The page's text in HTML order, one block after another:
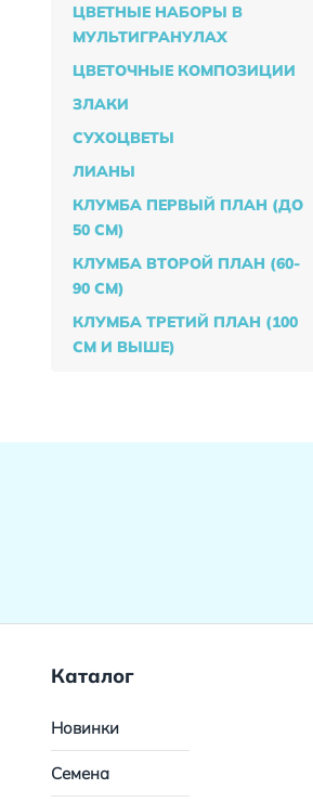
ЦВЕТНЫЕ НАБОРЫ В
МУЛЬТИГРАНУЛАХ
ЦВЕТОЧНЫЕ КОМПОЗИЦИИ
ЗЛАКИ
СУХОЦВЕТЫ
ЛИАНЫ
КЛУМБА ПЕРВЫЙ ПЛАН (ДО
50 СМ)
КЛУМБА ВТОРОЙ ПЛАН (60-
90 СМ)
КЛУМБА ТРЕТИЙ ПЛАН (100
СМ И ВЫШЕ)
Каталог
Новинки
Семена